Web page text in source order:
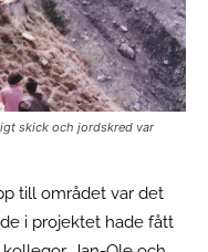
skick och jordskred var
till området var det
i projektet hade fått